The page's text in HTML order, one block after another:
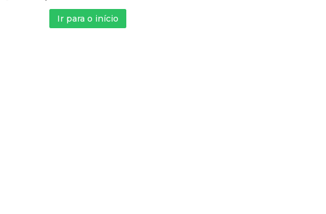
Edificio Pamplona (1)
Ir para o início